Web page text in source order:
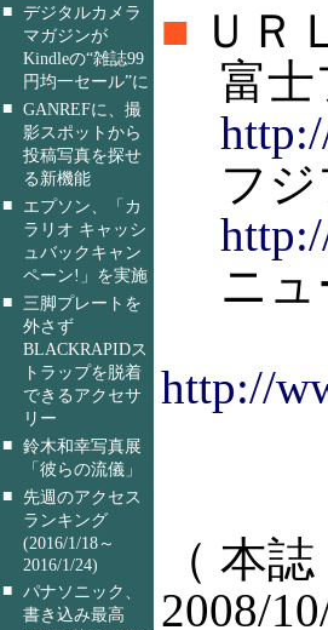
■ デジタルカメラ
マガジンが
Kindleの“雑誌99
円均一セール”に
■ GANREFに、撮
影スポットから
投稿写真を探せ
る新機能
■
エプソン、「カ
ラリオ キャッシ
ュバックキャン
ペーン!」を実施
■ 三脚プレートを
外さず
BLACKRAPIDス
トラップを脱着
できるアクセサ
リー
■ 鈴木和幸写真展
「彼らの流儀」
■ 先週のアクセス
ランキング
(2016/1/18～
2016/1/24)
■ パナソニック、
書き込み最高
■ ＵＲ
富士
フジ
ニュ
http://
（ 本
2008/